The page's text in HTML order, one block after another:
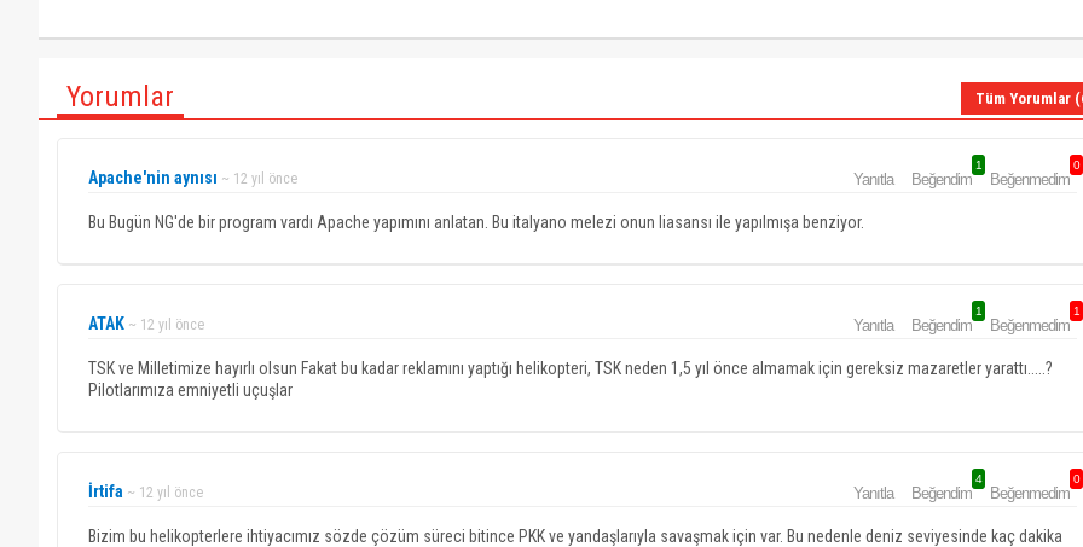
Yorumlar Tüm Yorumlar
Apache'nin aynısı ~ 12 yıl önce Yanıtla Beğendim
1
Beğenmedim
0
Bu Bugün NG'de bir program vardı Apache yapımını anlatan. Bu italyano melezi onun liasansı ile yapılmışa benziyor.
ATAK ~ 12 yıl önce Yanıtla Beğendim
1
Beğenmedim
1
TSK ve Milletimize hayırlı olsun Fakat bu kadar reklamını yaptığı helikopteri, TSK neden 1,5 yıl önce almamak için gereksiz mazaretler yarattı.....?
Pilotlarımıza emniyetli uçuşlar
İrtifa ~ 12 yıl önce Yanıtla Beğendim
4
Beğenmedim
0
Bizim bu helikopterlere ihtiyacımız sözde çözüm süreci bitince PKK ve yandaşlarıyla savaşmak için var. Bu nedenle deniz seviyesinde kaç dakika